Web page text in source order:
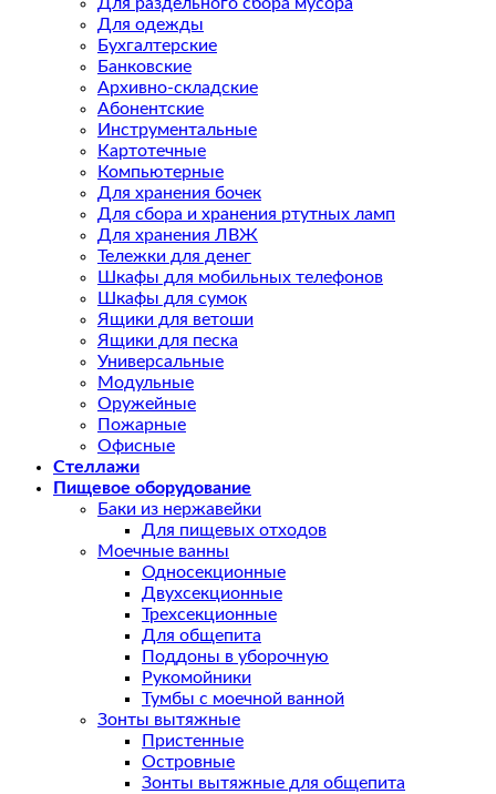
Для раздельного сбора мусора
Для одежды
Бухгалтерские
Банковские
Архивно-складские
Абонентские
Инструментальные
Картотечные
Компьютерные
Для хранения бочек
Для сбора и хранения ртутных ламп
Для хранения ЛВЖ
Тележки для денег
Шкафы для мобильных телефонов
Шкафы для сумок
Ящики для ветоши
Ящики для песка
Универсальные
Модульные
Оружейные
Пожарные
Офисные
Стеллажи
Пищевое оборудование
Баки из нержавейки
Для пищевых отходов
Моечные ванны
Односекционные
Двухсекционные
Трехсекционные
Для общепита
Поддоны в уборочную
Рукомойники
Тумбы с моечной ванной
Зонты вытяжные
Пристенные
Островные
Зонты вытяжные для общепита